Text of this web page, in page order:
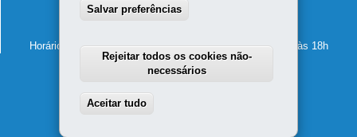
80610-011-Curitiba
Horário de atendimento: de segunda a sexta-feira, das 8h às 18h
Salvar preferências
Rejeitar todos os cookies não-
necessários
Aceitar tudo